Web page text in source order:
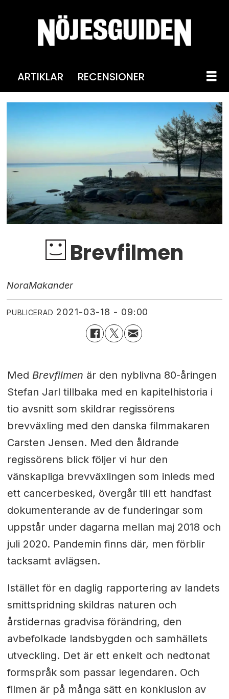
ARTIKLAR RECENSIONER
Brevfilmen
NoraMakander
PUBLICERAD 2021-03-18 - 09:00
Med Brevfilmen är den nyblivna 80-åringen
Stefan Jarl tillbaka med en kapitelhistoria i
tio avsnitt som skildrar regissörens
brevväxling med den danska filmmakaren
Carsten Jensen. Med den åldrande
regissörens blick följer vi hur den
vänskapliga brevväxlingen som inleds med
ett cancerbesked, övergår till ett handfast
dokumenterande av de funderingar som
uppstår under dagarna mellan maj 2018 och
juli 2020. Pandemin finns där, men förblir
tacksamt avlägsen.
Istället för en daglig rapportering av landets
smittspridning skildras naturen och
årstidernas gradvisa förändring, den
avbefolkade landsbygden och samhällets
utveckling. Det är ett enkelt och nedtonat
formspråk som passar legendaren. Och
filmen är på många sätt en konklusion av